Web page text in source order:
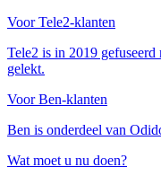
Voor Tele2-klanten
Tele2 is in 2019
gelekt.
Voor Ben-klanten
Ben is onderdeel van
Wat moet u nu doen?